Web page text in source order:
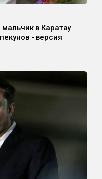
в Каратау
- версия